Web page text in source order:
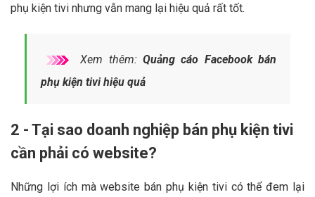
phụ kiện tivi nhưng vẫn mang lại hiệu quả rất tốt.
Xem thêm: Quảng cáo Facebook bán
phụ kiện tivi hiệu quả
2 - Tại sao doanh nghiệp bán phụ kiện tivi
cần phải có website?
Những lợi ích mà website bán phụ kiện tivi có thể đem lại